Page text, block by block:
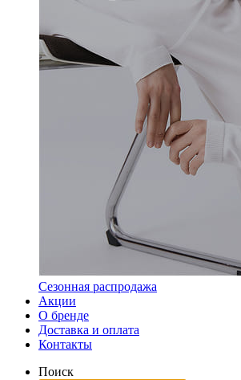
Сезонная распродажа
Акции
О бренде
Доставка и оплата
Контакты
Поиск